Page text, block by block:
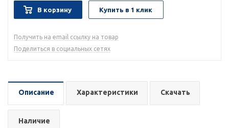
В корзину Купить в 1 клик
Получить на email ссылку на товар
Поделиться в социальных сетях
Описание Характеристики Скачать
Наличие